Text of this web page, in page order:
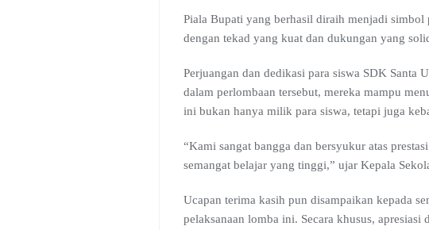
Piala Bupati yang berhasil diraih menjadi simbol
dengan tekad yang kuat dan dukungan yang
Perjuangan dan dedikasi para siswa SDK Santa
dalam perlombaan tersebut, mereka mampu
ini bukan hanya milik para siswa, tetapi juga
“Kami sangat bangga dan bersyukur atas
semangat belajar yang tinggi,” ujar Kepala
Ucapan terima kasih pun disampaikan kepada
pelaksanaan lomba ini. Secara khusus,